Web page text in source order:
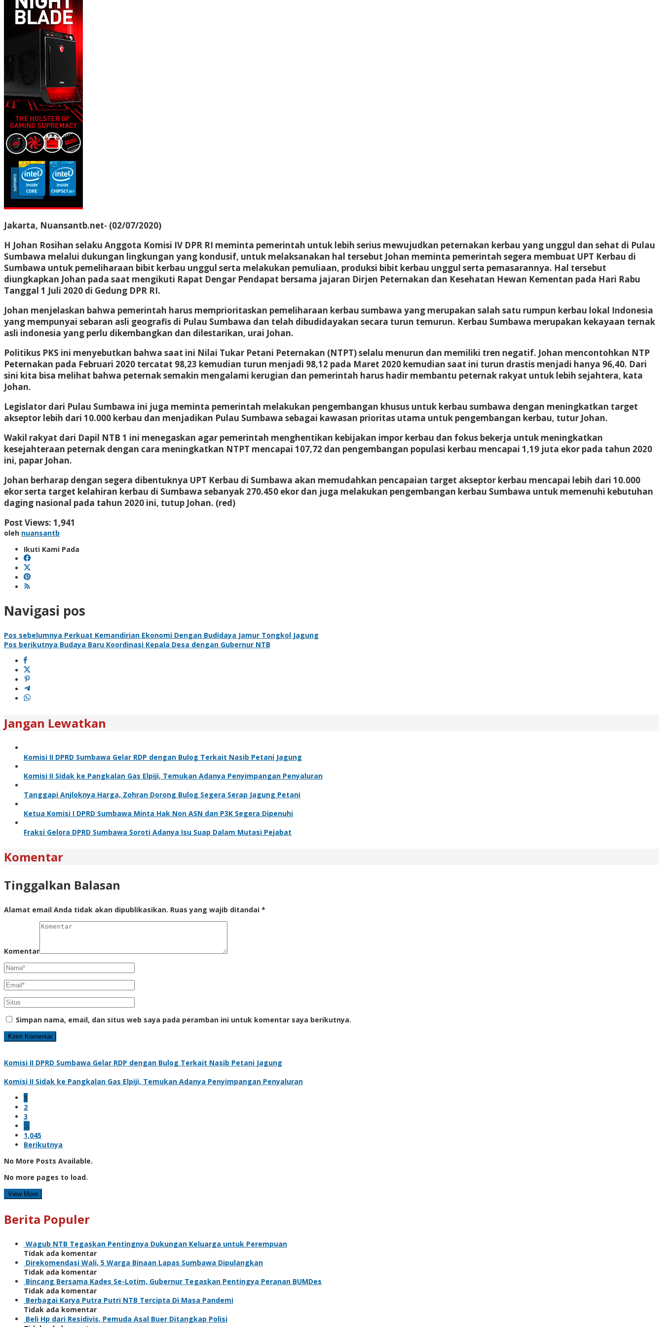
Jakarta, Nuansantb.net- (02/07/2020)
H Johan Rosihan selaku Anggota Komisi IV DPR RI meminta pemerintah untuk lebih serius mewujudkan peternakan kerbau yang unggul dan sehat di Pulau
Sumbawa melalui dukungan lingkungan yang kondusif, untuk melaksanakan hal tersebut Johan meminta pemerintah segera membuat UPT Kerbau di
Sumbawa untuk pemeliharaan bibit kerbau unggul serta melakukan pemuliaan, produksi bibit kerbau unggul serta pemasarannya. Hal tersebut
diungkapkan Johan pada saat mengikuti Rapat Dengar Pendapat bersama jajaran Dirjen Peternakan dan Kesehatan Hewan Kementan pada Hari Rabu
Tanggal 1 Juli 2020 di Gedung DPR RI.
Johan menjelaskan bahwa pemerintah harus memprioritaskan pemeliharaan kerbau sumbawa yang merupakan salah satu rumpun kerbau lokal Indonesia
yang mempunyai sebaran asli geografis di Pulau Sumbawa dan telah dibudidayakan secara turun temurun. Kerbau Sumbawa merupakan kekayaan ternak
asli indonesia yang perlu dikembangkan dan dilestarikan, urai Johan.
Politikus PKS ini menyebutkan bahwa saat ini Nilai Tukar Petani Peternakan (NTPT) selalu menurun dan memiliki tren negatif. Johan mencontohkan NTP
Peternakan pada Februari 2020 tercatat 98,23 kemudian turun menjadi 98,12 pada Maret 2020 kemudian saat ini turun drastis menjadi hanya 96,40. Dari
sini kita bisa melihat bahwa peternak semakin mengalami kerugian dan pemerintah harus hadir membantu peternak rakyat untuk lebih sejahtera, kata
Johan.
Legislator dari Pulau Sumbawa ini juga meminta pemerintah melakukan pengembangan khusus untuk kerbau sumbawa dengan meningkatkan target
akseptor lebih dari 10.000 kerbau dan menjadikan Pulau Sumbawa sebagai kawasan prioritas utama untuk pengembangan kerbau, tutur Johan.
Wakil rakyat dari Dapil NTB 1 ini menegaskan agar pemerintah menghentikan kebijakan impor kerbau dan fokus bekerja untuk meningkatkan
kesejahteraan peternak dengan cara meningkatkan NTPT mencapai 107,72 dan pengembangan populasi kerbau mencapai 1,19 juta ekor pada tahun 2020
ini, papar Johan.
Johan berharap dengan segera dibentuknya UPT Kerbau di Sumbawa akan memudahkan pencapaian target akseptor kerbau mencapai lebih dari 10.000
ekor serta target kelahiran kerbau di Sumbawa sebanyak 270.450 ekor dan juga melakukan pengembangan kerbau Sumbawa untuk memenuhi kebutuhan
daging nasional pada tahun 2020 ini, tutup Johan. (red)
Post Views: 1,941
oleh nuansantb
Ikuti Kami Pada
Navigasi pos
Pos sebelumnya Perkuat Kemandirian Ekonomi Dengan Budidaya Jamur Tongkol Jagung
Pos berikutnya Budaya Baru Koordinasi Kepala Desa dengan Gubernur NTB
Jangan Lewatkan
Komisi II DPRD Sumbawa Gelar RDP dengan Bulog Terkait Nasib Petani Jagung
Komisi II Sidak ke Pangkalan Gas Elpiji, Temukan Adanya Penyimpangan Penyaluran
Tanggapi Anjloknya Harga, Zohran Dorong Bulog Segera Serap Jagung Petani
Ketua Komisi I DPRD Sumbawa Minta Hak Non ASN dan P3K Segera Dipenuhi
Fraksi Gelora DPRD Sumbawa Soroti Adanya Isu Suap Dalam Mutasi Pejabat
Komentar
Tinggalkan Balasan
Alamat email Anda tidak akan dipublikasikan. Ruas yang wajib ditandai *
Komentar
Simpan nama, email, dan situs web saya pada peramban ini untuk komentar saya berikutnya.
Komisi II DPRD Sumbawa Gelar RDP dengan Bulog Terkait Nasib Petani Jagung
Komisi II Sidak ke Pangkalan Gas Elpiji, Temukan Adanya Penyimpangan Penyaluran
1
2
3
…
1,045
Berikutnya
No More Posts Available.
No more pages to load.
View More
Berita Populer
Wagub NTB Tegaskan Pentingnya Dukungan Keluarga untuk Perempuan
Tidak ada komentar
Direkomendasi Wali, 5 Warga Binaan Lapas Sumbawa Dipulangkan
Tidak ada komentar
Bincang Bersama Kades Se-Lotim, Gubernur Tegaskan Pentingya Peranan BUMDes
Tidak ada komentar
Berbagai Karya Putra Putri NTB Tercipta Di Masa Pandemi
Tidak ada komentar
Beli Hp dari Residivis, Pemuda Asal Buer Ditangkap Polisi